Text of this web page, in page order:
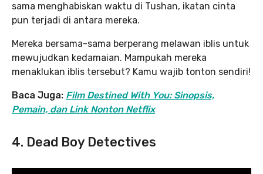
sama menghabiskan waktu di Tushan, ikatan cinta
pun terjadi di antara mereka.
Mereka bersama-sama berperang melawan iblis untuk
mewujudkan kedamaian. Mampukah mereka
menaklukan iblis tersebut? Kamu wajib tonton sendiri!
Baca Juga: Film Destined With You: Sinopsis,
Pemain, dan Link Nonton Netflix
4. Dead Boy Detectives